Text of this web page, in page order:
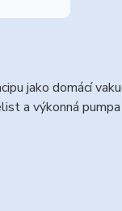
jako domácí
a výkonná